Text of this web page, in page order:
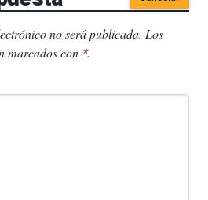
no será publicada. Los
marcados con *.